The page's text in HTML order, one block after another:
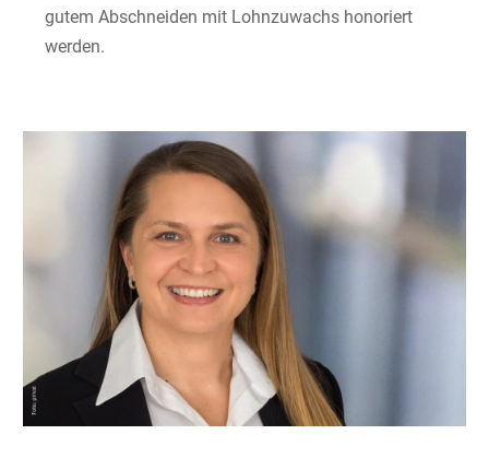
gutem Abschneiden mit Lohnzuwachs honoriert
werden.